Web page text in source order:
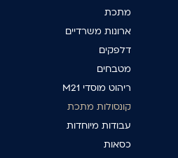
מתכת
ארונות משרדיים
דלפקים
מטבחים
ריהוט מוסדי M21
קונסולות מתכת
עבודות מיוחדות
כסאות